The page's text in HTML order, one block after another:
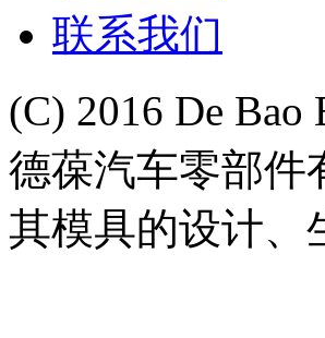
联系我们
(C) 2016 De
德葆汽车零部件
其模具的设计、